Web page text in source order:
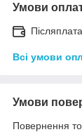
Умови
Післяплата
Всі умови
Умови
Повернення